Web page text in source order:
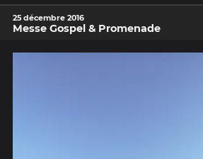
25 décembre 2016
Messe Gospel & Promenade